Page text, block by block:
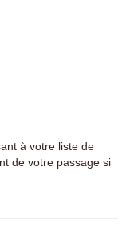
à votre liste de
de votre passage si